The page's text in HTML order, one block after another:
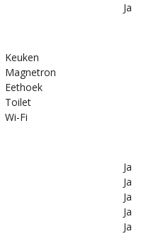
Ja
Keuken
Magnetron
Eethoek
Toilet
Wi-Fi
Ja
Ja
Ja
Ja
Ja